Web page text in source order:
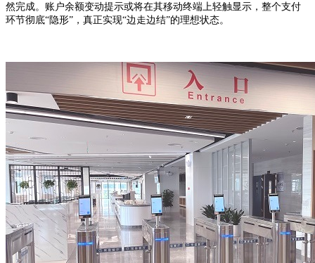
然完成。账户余额变动提示或将在其移动终端上轻触显示，整个支付
环节彻底“隐形”，真正实现“边走边结”的理想状态。